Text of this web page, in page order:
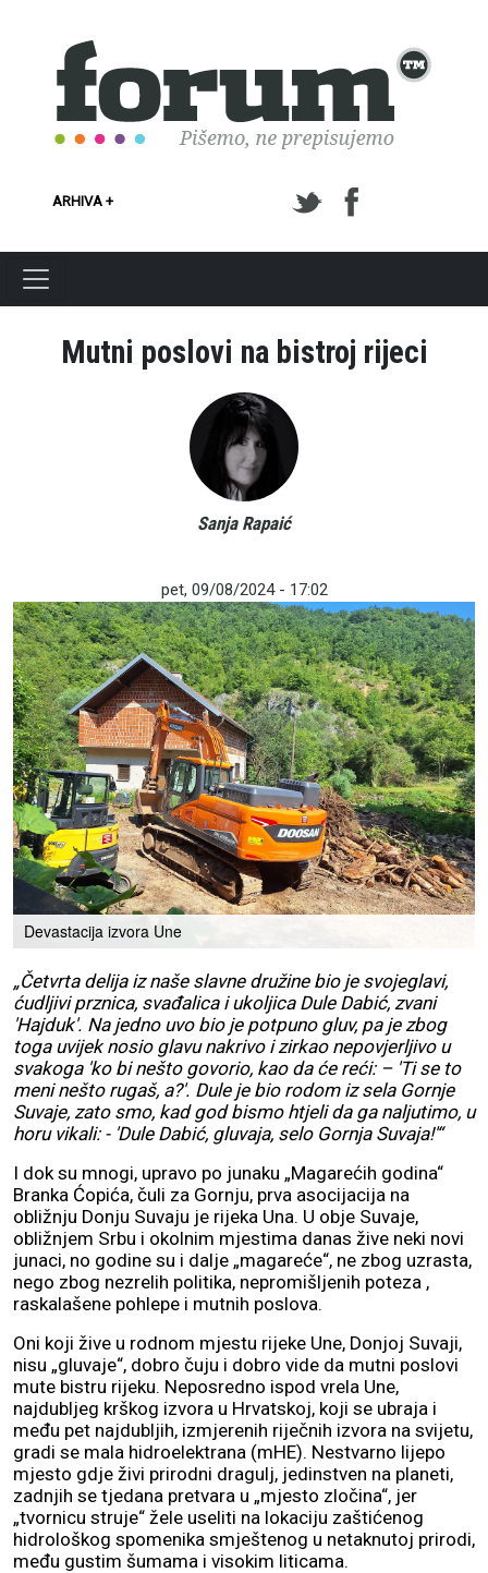
ARHIVA +
Mutni poslovi na bistroj rijeci
Sanja Rapaić
pet, 09/08/2024 - 17:02
Devastacija izvora Une
„Četvrta delija iz naše slavne družine bio je svojeglavi,
ćudljivi prznica, svađalica i ukoljica Dule Dabić, zvani
'Hajduk'. Na jedno uvo bio je potpuno gluv, pa je zbog
toga uvijek nosio glavu nakrivo i zirkao nepovjerljivo u
svakoga 'ko bi nešto govorio, kao da će reći: – 'Ti se to
meni nešto rugaš, a?'. Dule je bio rodom iz sela Gornje
Suvaje, zato smo, kad god bismo htjeli da ga naljutimo, u
horu vikali: - 'Dule Dabić, gluvaja, selo Gornja Suvaja!'“
I dok su mnogi, upravo po junaku „Magarećih godina“
Branka Ćopića, čuli za Gornju, prva asocijacija na
obližnju Donju Suvaju je rijeka Una. U obje Suvaje,
obližnjem Srbu i okolnim mjestima danas žive neki novi
junaci, no godine su i dalje „magareće“, ne zbog uzrasta,
nego zbog nezrelih politika, nepromišljenih poteza ,
raskalašene pohlepe i mutnih poslova.
Oni koji žive u rodnom mjestu rijeke Une, Donjoj Suvaji,
nisu „gluvaje“, dobro čuju i dobro vide da mutni poslovi
mute bistru rijeku. Neposredno ispod vrela Une,
najdubljeg krškog izvora u Hrvatskoj, koji se ubraja i
među pet najdubljih, izmjerenih riječnih izvora na svijetu,
gradi se mala hidroelektrana (mHE). Nestvarno lijepo
mjesto gdje živi prirodni dragulj, jedinstven na planeti,
zadnjih se tjedana pretvara u „mjesto zločina“, jer
„tvornicu struje“ žele useliti na lokaciju zaštićenog
hidrološkog spomenika smještenog u netaknutoj prirodi,
među gustim šumama i visokim liticama.